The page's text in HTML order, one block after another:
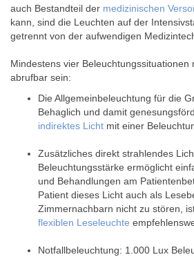
auch Bestandteil der medizinischen
kann, sind die Leuchten auf der
getrennt von der aufwendigen
Mindestens vier Beleuchtungssituationen
abrufbar sein:
Die Allgemeinbeleuchtung für die
Behaglich und damit
indirektes Licht mit einer
Zusätzliches direkt strahlendes
Beleuchtungsstärke ermöglicht
und Behandlungen am
Patient dieses Licht auch als
Zimmernachbarn nicht zu stören,
flexiblen Leseleuchte
Notfallbeleuchtung: 1.000 Lux